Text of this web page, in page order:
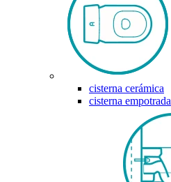
cisterna cerámica
cisterna empotrada